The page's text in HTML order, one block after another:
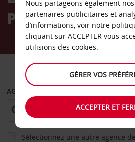
Plymouth
VOITURE
AGENCE DE DÉPART
Sélectionnez une autre agence
Nous partageons également
partenaires publicitaires et
d’informations, voir notre
cliquant sur ACCEPTER vous
utilisions des cookies.
GÉRER VOS
ACCEPTER ET